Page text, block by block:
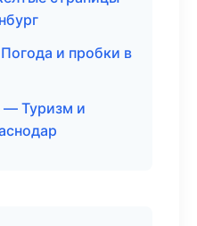
и пробки в
— Туризм и